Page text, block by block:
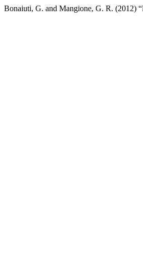
Bonaiuti, G. and Mangione, G. R. (2012)